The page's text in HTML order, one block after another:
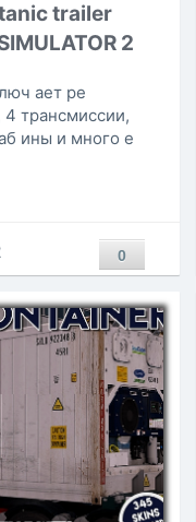
trailer
2
ает ре
4 трансмиссии,
ины и много е
0